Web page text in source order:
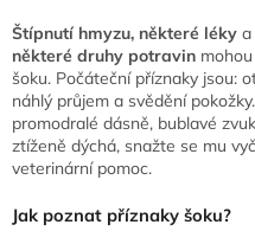
Štípnutí hmyzu, některé léky a
některé druhy potravin
šoku. Počáteční příznaky jsou:
náhlý průjem a svědění
promodralé dásně, bublavé
ztíženě dýchá, snažte se mu
veterinární pomoc.
Jak poznat příznaky šoku?